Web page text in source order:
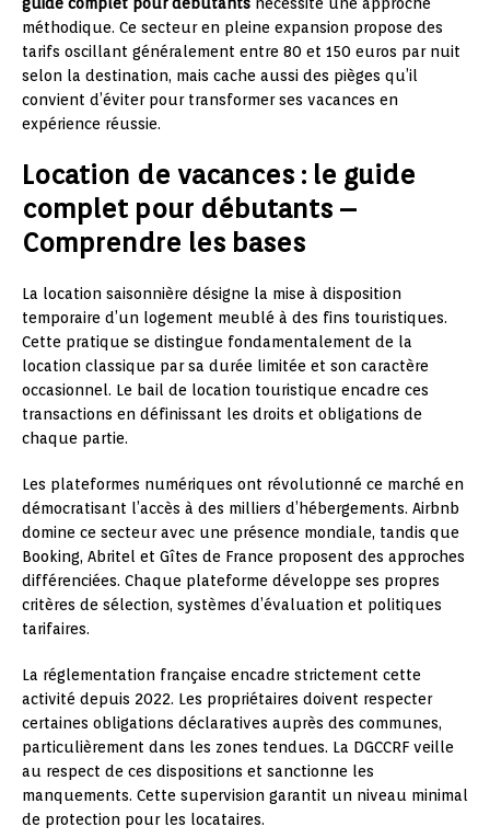
guide complet pour débutants nécessite une approche
méthodique. Ce secteur en pleine expansion propose des
tarifs oscillant généralement entre 80 et 150 euros par nuit
selon la destination, mais cache aussi des pièges qu’il
convient d’éviter pour transformer ses vacances en
expérience réussie.
Location de vacances : le guide
complet pour débutants –
Comprendre les bases
La location saisonnière désigne la mise à disposition
temporaire d’un logement meublé à des fins touristiques.
Cette pratique se distingue fondamentalement de la
location classique par sa durée limitée et son caractère
occasionnel. Le bail de location touristique encadre ces
transactions en définissant les droits et obligations de
chaque partie.
Les plateformes numériques ont révolutionné ce marché en
démocratisant l’accès à des milliers d’hébergements. Airbnb
domine ce secteur avec une présence mondiale, tandis que
Booking, Abritel et Gîtes de France proposent des approches
différenciées. Chaque plateforme développe ses propres
critères de sélection, systèmes d’évaluation et politiques
tarifaires.
La réglementation française encadre strictement cette
activité depuis 2022. Les propriétaires doivent respecter
certaines obligations déclaratives auprès des communes,
particulièrement dans les zones tendues. La DGCCRF veille
au respect de ces dispositions et sanctionne les
manquements. Cette supervision garantit un niveau minimal
de protection pour les locataires.